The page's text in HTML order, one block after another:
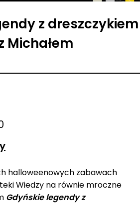
z dreszczykiem
Michałem
halloweenowych zabawach
Wiedzy na równie mroczne
Gdyńskie legendy z